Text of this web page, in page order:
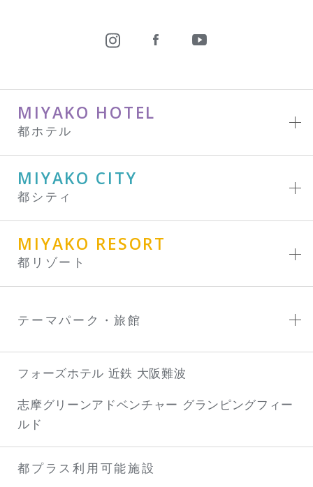
MIYAKO HOTEL
都ホテル
MIYAKO CITY
都シティ
MIYAKO RESORT
都リゾート
テーマパーク・旅館
フォーズホテル 近鉄 大阪難波
志摩グリーンアドベンチャー グランピングフィー
ルド
都プラス利用可能施設